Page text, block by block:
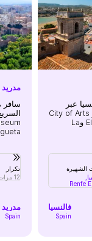
عبر
Euromed أو Intercity وزُر City of Arts
and Sciences وEl Carmen وLa
الشهيرة
Renfe
فالنسيا
Spain
مدريد
سافر
تكرار
12 مرات في اليوم
مدريد
Spain